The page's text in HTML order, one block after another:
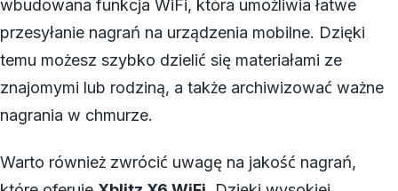
wbudowana funkcja WiFi, która umożliwia łatwe
przesyłanie nagrań na urządzenia mobilne. Dzięki
temu możesz szybko dzielić się materiałami ze
znajomymi lub rodziną, a także archiwizować ważne
nagrania w chmurze.
Warto również zwrócić uwagę na jakość nagrań,